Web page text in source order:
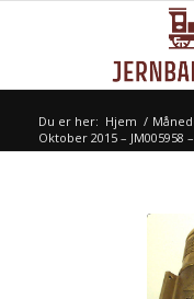
Du er her: Hjem /
Oktober 2015 –